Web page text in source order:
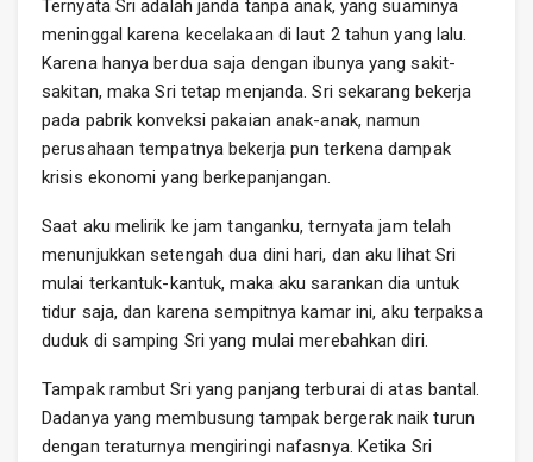
Ternyata Sri adalah janda tanpa anak, yang suaminya
meninggal karena kecelakaan di laut 2 tahun yang lalu.
Karena hanya berdua saja dengan ibunya yang sakit-
sakitan, maka Sri tetap menjanda. Sri sekarang bekerja
pada pabrik konveksi pakaian anak-anak, namun
perusahaan tempatnya bekerja pun terkena dampak
krisis ekonomi yang berkepanjangan.
Saat aku melirik ke jam tanganku, ternyata jam telah
menunjukkan setengah dua dini hari, dan aku lihat Sri
mulai terkantuk-kantuk, maka aku sarankan dia untuk
tidur saja, dan karena sempitnya kamar ini, aku terpaksa
duduk di samping Sri yang mulai merebahkan diri.
Tampak rambut Sri yang panjang terburai di atas bantal.
Dadanya yang membusung tampak bergerak naik turun
dengan teraturnya mengiringi nafasnya. Ketika Sri